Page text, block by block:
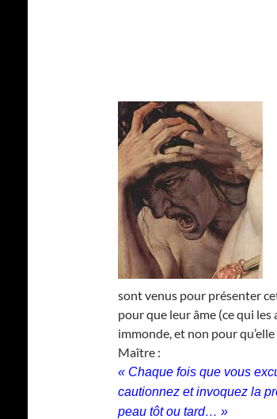
sont venus pour présenter
pour que leur âme (ce qui les
immonde, et non pour
Maître :
« Chaque fois que vous
cautionnez et invoquez la
peau tôt ou tard… »